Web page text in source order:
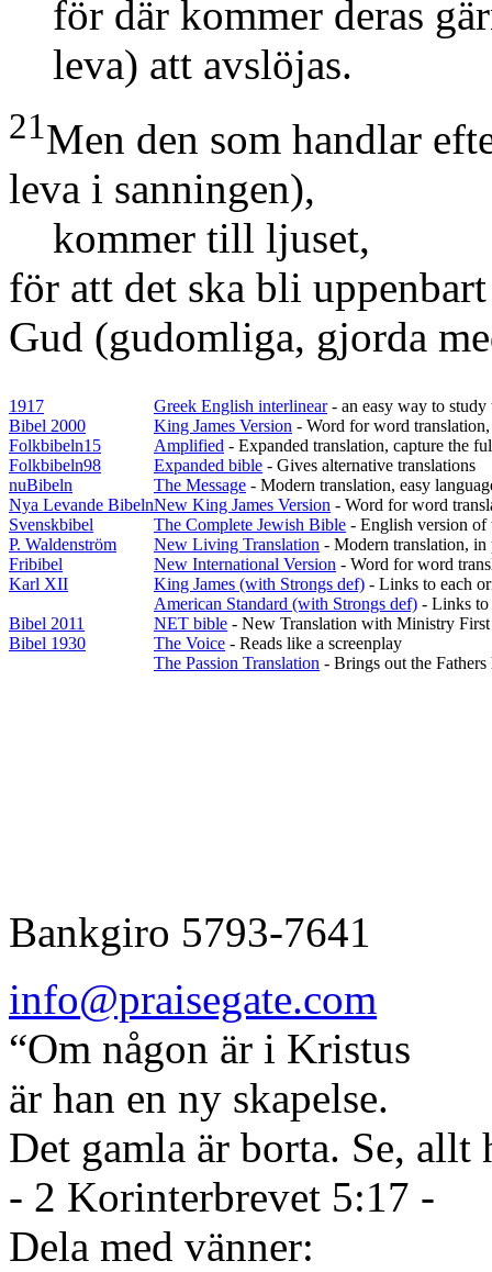
för där kommer deras
leva) att avslöjas.
21Men den som handlar
leva i sanningen),
kommer till ljuset,
för att det ska bli
Gud (gudomliga, gjorda
1917
Bibel 2000
Folkbibeln15
Folkbibeln98
nuBibeln
Nya Levande Bibeln
Svenskbibel
P. Waldenström
Fribibel
Karl XII
Bibel 2011
Bibel 1930
Greek English interlinear- an easy way to study
King James Version - Word for word translation,
Amplified - Expanded translation, capture the
Expanded bible - Gives alternative translations
The Message - Modern translation, easy
New King James Version - Word for word
The Complete Jewish Bible - English version of
New Living Translation - Modern translation, in
New International Version - Word for word
King James (with Strongs def) - Links to each
American Standard (with Strongs def) - Links to
NET bible - New Translation with Ministry
The Voice - Reads like a screenplay
The Passion Translation - Brings out the Fathers
Bankgiro 5793-7641
info@praisegate.com
“Om någon är i Kristus
är han en ny skapelse.
Det gamla är borta. Se,
- 2 Korinterbrevet 5:17 -
Dela med vänner: